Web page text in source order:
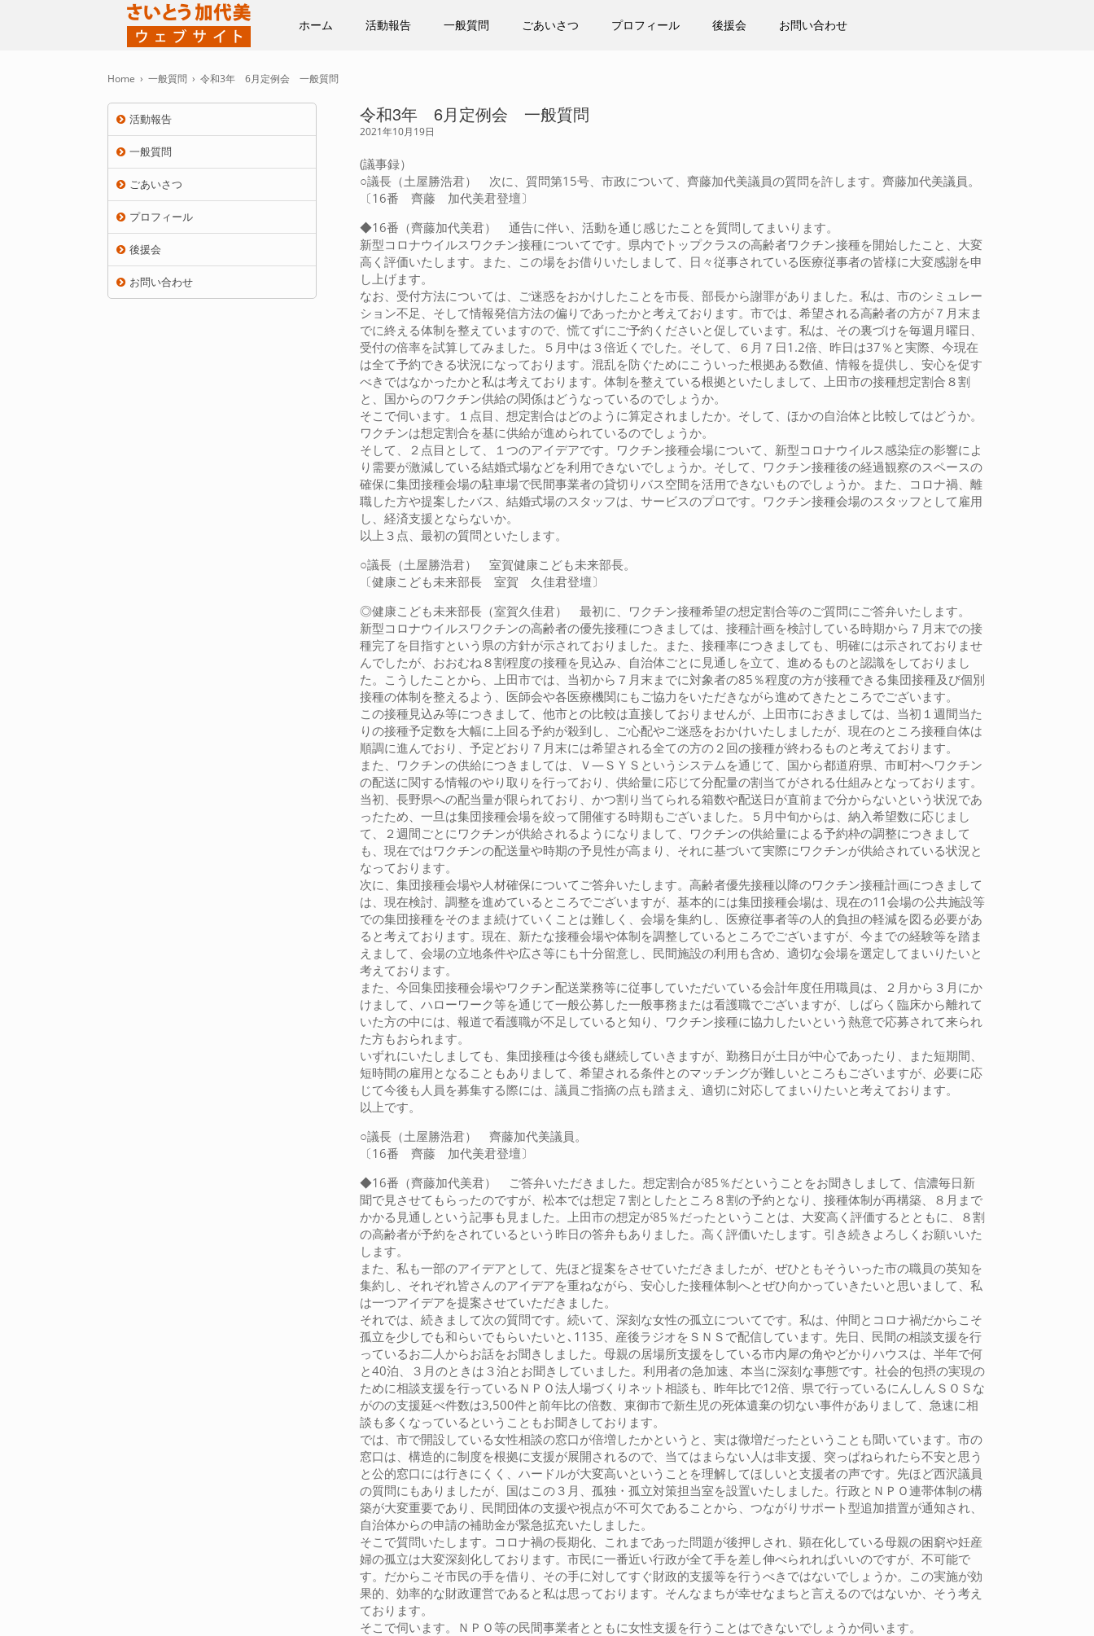
ホーム 活動報告 一般質問 ごあいさつ プロフィール 後援会 お問い合わせ
Home › 一般質問 › 令和3年 6月定例会 一般質問
令和3年 6月定例会 一般質問
2021年10月19日
(議事録）
○議長（土屋勝浩君） 次に、質問第15号、市政について、齊藤加代美議員の質問を許します。齊藤加代美議員。
〔16番 齊藤 加代美君登壇〕
◆16番（齊藤加代美君） 通告に伴い、活動を通じ感じたことを質問してまいります。
新型コロナウイルスワクチン接種についてです。県内でトップクラスの高齢者ワクチン接種を開始したこと、大変
高く評価いたします。また、この場をお借りいたしまして、日々従事されている医療従事者の皆様に大変感謝を申
し上げます。
なお、受付方法については、ご迷惑をおかけしたことを市長、部長から謝罪がありました。私は、市のシミュレー
ション不足、そして情報発信方法の偏りであったかと考えております。市では、希望される高齢者の方が７月末ま
でに終える体制を整えていますので、慌てずにご予約くださいと促しています。私は、その裏づけを毎週月曜日、
受付の倍率を試算してみました。５月中は３倍近くでした。そして、６月７日1.2倍、昨日は37％と実際、今現在
は全て予約できる状況になっております。混乱を防ぐためにこういった根拠ある数値、情報を提供し、安心を促す
べきではなかったかと私は考えております。体制を整えている根拠といたしまして、上田市の接種想定割合８割
と、国からのワクチン供給の関係はどうなっているのでしょうか。
そこで伺います。１点目、想定割合はどのように算定されましたか。そして、ほかの自治体と比較してはどうか。
ワクチンは想定割合を基に供給が進められているのでしょうか。
そして、２点目として、１つのアイデアです。ワクチン接種会場について、新型コロナウイルス感染症の影響によ
り需要が激減している結婚式場などを利用できないでしょうか。そして、ワクチン接種後の経過観察のスペースの
確保に集団接種会場の駐車場で民間事業者の貸切りバス空間を活用できないものでしょうか。また、コロナ禍、離
職した方や提案したバス、結婚式場のスタッフは、サービスのプロです。ワクチン接種会場のスタッフとして雇用
し、経済支援とならないか。
以上３点、最初の質問といたします。
○議長（土屋勝浩君） 室賀健康こども未来部長。
〔健康こども未来部長 室賀 久佳君登壇〕
◎健康こども未来部長（室賀久佳君） 最初に、ワクチン接種希望の想定割合等のご質問にご答弁いたします。
新型コロナウイルスワクチンの高齢者の優先接種につきましては、接種計画を検討している時期から７月末での接
種完了を目指すという県の方針が示されておりました。また、接種率につきましても、明確には示されておりませ
んでしたが、おおむね８割程度の接種を見込み、自治体ごとに見通しを立て、進めるものと認識をしておりまし
た。こうしたことから、上田市では、当初から７月末までに対象者の85％程度の方が接種できる集団接種及び個別
接種の体制を整えるよう、医師会や各医療機関にもご協力をいただきながら進めてきたところでございます。
この接種見込み等につきまして、他市との比較は直接しておりませんが、上田市におきましては、当初１週間当た
りの接種予定数を大幅に上回る予約が殺到し、ご心配やご迷惑をおかけいたしましたが、現在のところ接種自体は
順調に進んでおり、予定どおり７月末には希望される全ての方の２回の接種が終わるものと考えております。
また、ワクチンの供給につきましては、Ｖ―ＳＹＳというシステムを通じて、国から都道府県、市町村へワクチン
の配送に関する情報のやり取りを行っており、供給量に応じて分配量の割当てがされる仕組みとなっております。
当初、長野県への配当量が限られており、かつ割り当てられる箱数や配送日が直前まで分からないという状況であ
ったため、一旦は集団接種会場を絞って開催する時期もございました。５月中旬からは、納入希望数に応じまし
て、２週間ごとにワクチンが供給されるようになりまして、ワクチンの供給量による予約枠の調整につきまして
も、現在ではワクチンの配送量や時期の予見性が高まり、それに基づいて実際にワクチンが供給されている状況と
なっております。
次に、集団接種会場や人材確保についてご答弁いたします。高齢者優先接種以降のワクチン接種計画につきまして
は、現在検討、調整を進めているところでございますが、基本的には集団接種会場は、現在の11会場の公共施設等
での集団接種をそのまま続けていくことは難しく、会場を集約し、医療従事者等の人的負担の軽減を図る必要があ
ると考えております。現在、新たな接種会場や体制を調整しているところでございますが、今までの経験等を踏ま
えまして、会場の立地条件や広さ等にも十分留意し、民間施設の利用も含め、適切な会場を選定してまいりたいと
考えております。
また、今回集団接種会場やワクチン配送業務等に従事していただいている会計年度任用職員は、２月から３月にか
けまして、ハローワーク等を通じて一般公募した一般事務または看護職でございますが、しばらく臨床から離れて
いた方の中には、報道で看護職が不足していると知り、ワクチン接種に協力したいという熱意で応募されて来られ
た方もおられます。
いずれにいたしましても、集団接種は今後も継続していきますが、勤務日が土日が中心であったり、また短期間、
短時間の雇用となることもありまして、希望される条件とのマッチングが難しいところもございますが、必要に応
じて今後も人員を募集する際には、議員ご指摘の点も踏まえ、適切に対応してまいりたいと考えております。
以上です。
○議長（土屋勝浩君） 齊藤加代美議員。
〔16番 齊藤 加代美君登壇〕
◆16番（齊藤加代美君） ご答弁いただきました。想定割合が85％だということをお聞きしまして、信濃毎日新
聞で見させてもらったのですが、松本では想定７割としたところ８割の予約となり、接種体制が再構築、８月まで
かかる見通しという記事も見ました。上田市の想定が85％だったということは、大変高く評価するとともに、８割
の高齢者が予約をされているという昨日の答弁もありました。高く評価いたします。引き続きよろしくお願いいた
します。
また、私も一部のアイデアとして、先ほど提案をさせていただきましたが、ぜひともそういった市の職員の英知を
集約し、それぞれ皆さんのアイデアを重ねながら、安心した接種体制へとぜひ向かっていきたいと思いまして、私
は一つアイデアを提案させていただきました。
それでは、続きまして次の質問です。続いて、深刻な女性の孤立についてです。私は、仲間とコロナ禍だからこそ
孤立を少しでも和らいでもらいたいと､1135、産後ラジオをＳＮＳで配信しています。先日、民間の相談支援を行
っているお二人からお話をお聞きしました。母親の居場所支援をしている市内犀の角やどかりハウスは、半年で何
と40泊、３月のときは３泊とお聞きしていました。利用者の急加速、本当に深刻な事態です。社会的包摂の実現の
ために相談支援を行っているＮＰＯ法人場づくりネット相談も、昨年比で12倍、県で行っているにんしんＳＯＳな
がのの支援延べ件数は3,500件と前年比の倍数、東御市で新生児の死体遺棄の切ない事件がありまして、急速に相
談も多くなっているということもお聞きしております。
では、市で開設している女性相談の窓口が倍増したかというと、実は微増だったということも聞いています。市の
窓口は、構造的に制度を根拠に支援が展開されるので、当てはまらない人は非支援、突っぱねられたら不安と思う
と公的窓口には行きにくく、ハードルが大変高いということを理解してほしいと支援者の声です。先ほど西沢議員
の質問にもありましたが、国はこの３月、孤独・孤立対策担当室を設置いたしました。行政とＮＰＯ連帯体制の構
築が大変重要であり、民間団体の支援や視点が不可欠であることから、つながりサポート型追加措置が通知され、
自治体からの申請の補助金が緊急拡充いたしました。
そこで質問いたします。コロナ禍の長期化、これまであった問題が後押しされ、顕在化している母親の困窮や妊産
婦の孤立は大変深刻化しております。市民に一番近い行政が全て手を差し伸べられればいいのですが、不可能で
す。だからこそ市民の手を借り、その手に対してすぐ財政的支援等を行うべきではないでしょうか。この実施が効
果的、効率的な財政運営であると私は思っております。そんなまちが幸せなまちと言えるのではないか、そう考え
ております。
そこで伺います。ＮＰＯ等の民間事業者とともに女性支援を行うことはできないでしょうか伺います。
活動報告
一般質問
ごあいさつ
プロフィール
後援会
お問い合わせ